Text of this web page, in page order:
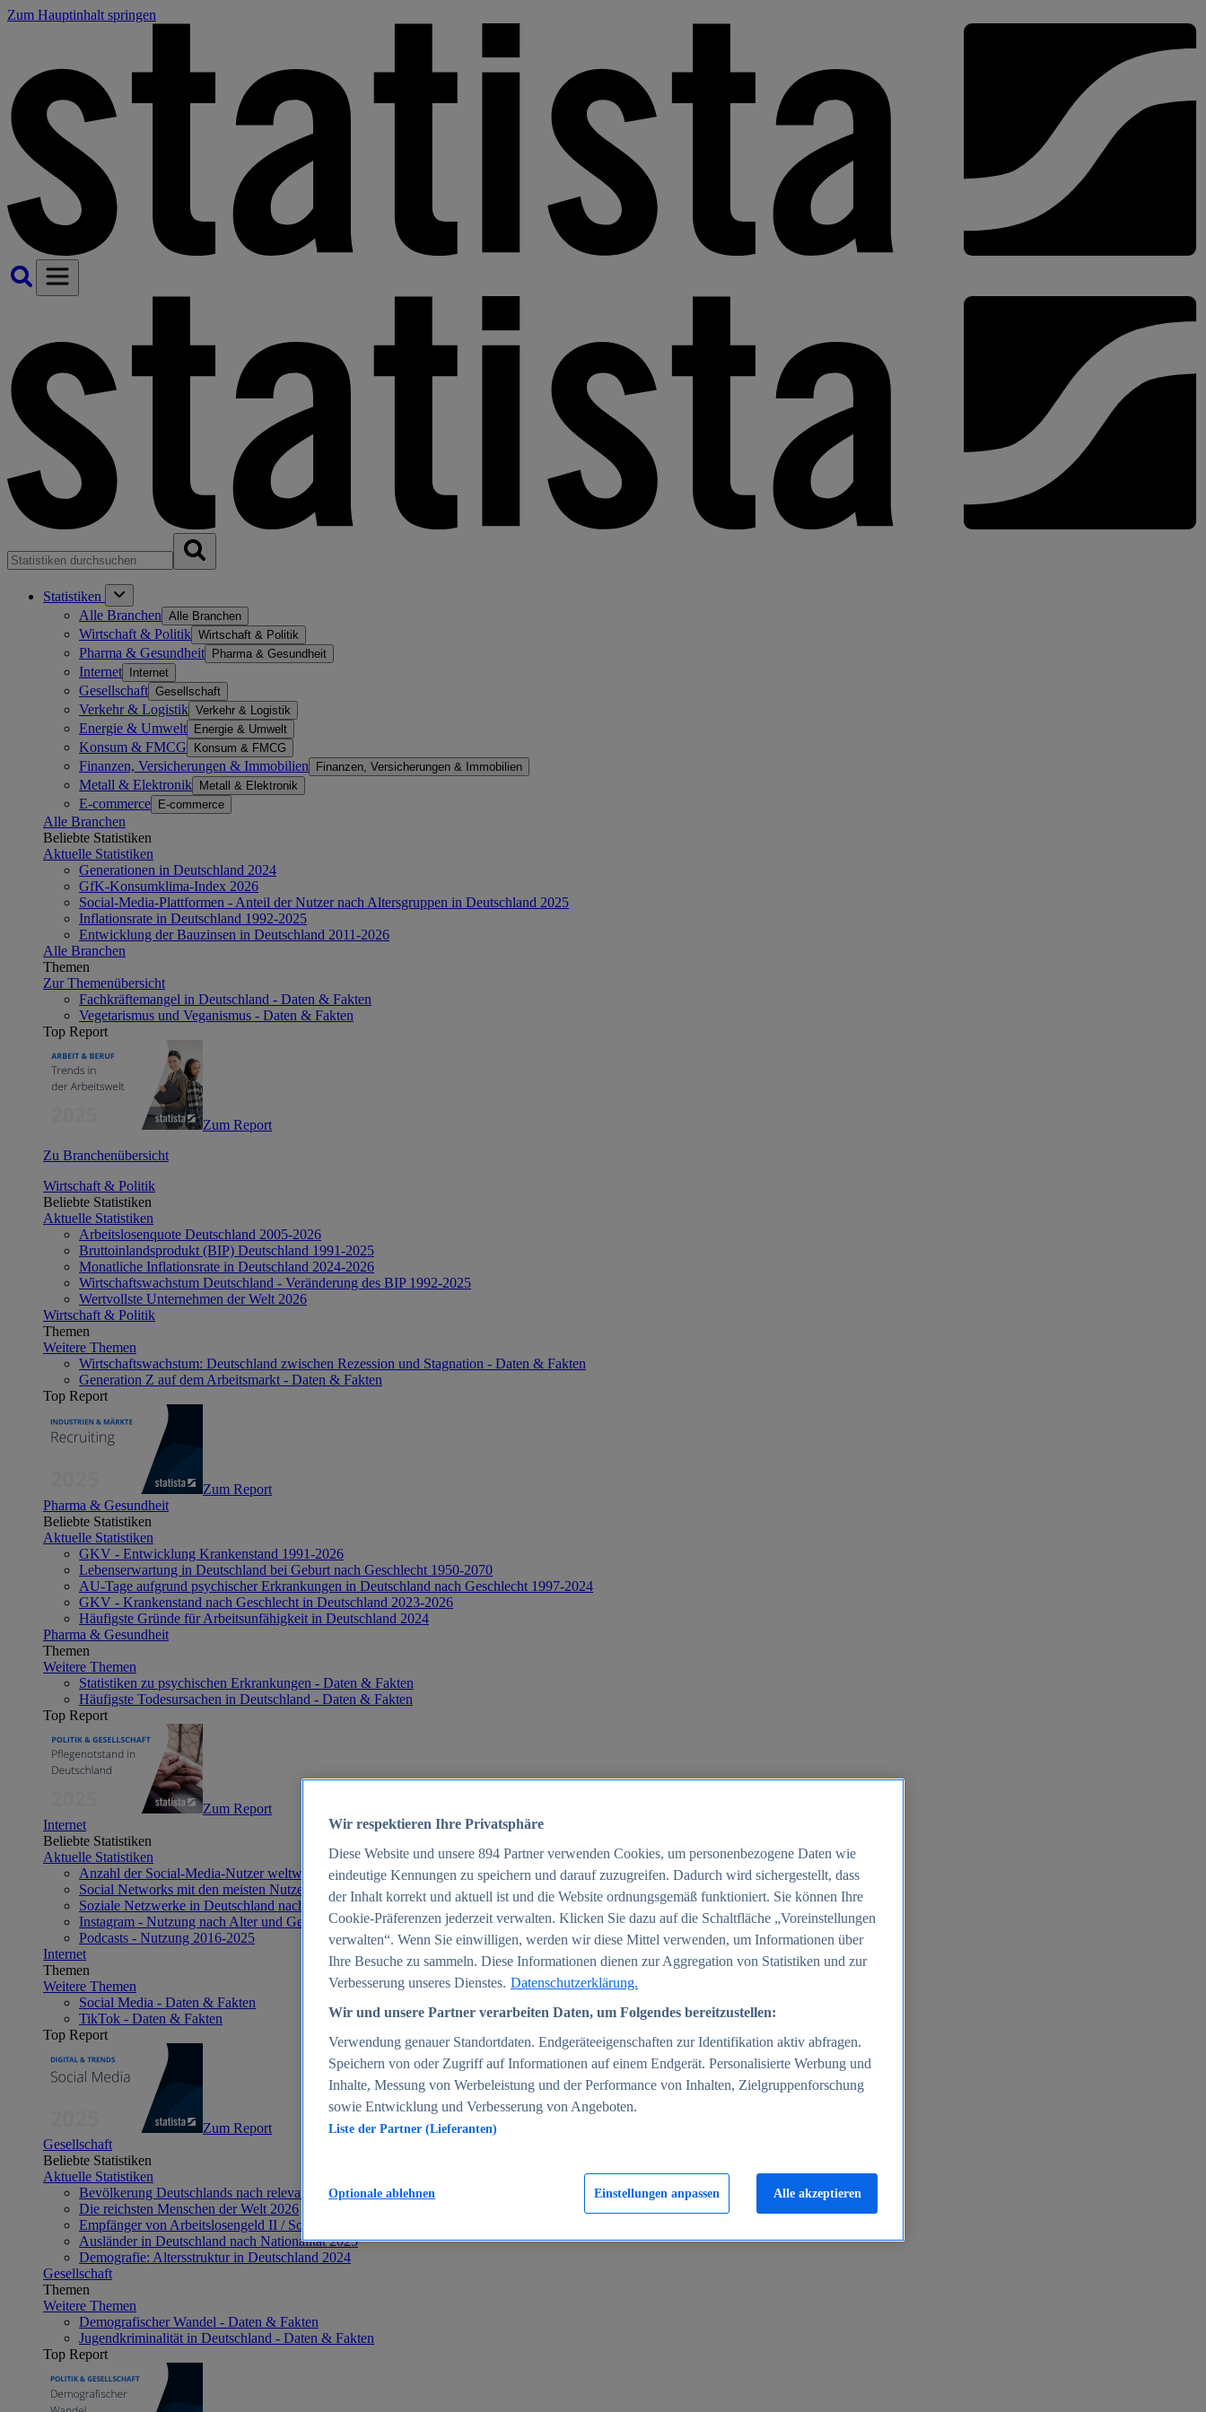
Zum Hauptinhalt springen
Statistiken
Alle Branchen Alle Branchen
Wirtschaft & Politik Wirtschaft & Politik
Pharma & Gesundheit Pharma & Gesundheit
Internet Internet
Gesellschaft Gesellschaft
Verkehr & Logistik Verkehr & Logistik
Energie & Umwelt Energie & Umwelt
Konsum & FMCG Konsum & FMCG
Finanzen, Versicherungen & Immobilien Finanzen, Versicherungen & Immobilien
Metall & Elektronik Metall & Elektronik
E-commerce E-commerce
Alle Branchen
Beliebte Statistiken
Aktuelle Statistiken
Generationen in Deutschland 2024
GfK-Konsumklima-Index 2026
Social-Media-Plattformen - Anteil der Nutzer nach Altersgruppen in Deutschland 2025
Inflationsrate in Deutschland 1992-2025
Entwicklung der Bauzinsen in Deutschland 2011-2026
Alle Branchen
Themen
Zur Themenübersicht
Fachkräftemangel in Deutschland - Daten & Fakten
Vegetarismus und Veganismus - Daten & Fakten
Top Report
Zum Report
Zu Branchenübersicht
Wirtschaft & Politik
Beliebte Statistiken
Aktuelle Statistiken
Arbeitslosenquote Deutschland 2005-2026
Bruttoinlandsprodukt (BIP) Deutschland 1991-2025
Monatliche Inflationsrate in Deutschland 2024-2026
Wirtschaftswachstum Deutschland - Veränderung des BIP 1992-2025
Wertvollste Unternehmen der Welt 2026
Wirtschaft & Politik
Themen
Weitere Themen
Wirtschaftswachstum: Deutschland zwischen Rezession und Stagnation - Daten & Fakten
Generation Z auf dem Arbeitsmarkt - Daten & Fakten
Top Report
Zum Report
Pharma & Gesundheit
Beliebte Statistiken
Aktuelle Statistiken
GKV - Entwicklung Krankenstand 1991-2026
Lebenserwartung in Deutschland bei Geburt nach Geschlecht 1950-2070
AU-Tage aufgrund psychischer Erkrankungen in Deutschland nach Geschlecht 1997-2024
GKV - Krankenstand nach Geschlecht in Deutschland 2023-2026
Häufigste Gründe für Arbeitsunfähigkeit in Deutschland 2024
Pharma & Gesundheit
Themen
Weitere Themen
Statistiken zu psychischen Erkrankungen - Daten & Fakten
Häufigste Todesursachen in Deutschland - Daten & Fakten
Top Report
Zum Report
Internet
Beliebte Statistiken
Aktuelle Statistiken
Anzahl der Social-Media-Nutzer weltweit 2012-2025
Social Networks mit den meisten Nutzern weltweit 2025
Soziale Netzwerke in Deutschland nach Generationen 2025
Instagram - Nutzung nach Alter und Geschlecht in Deutschland 2025
Podcasts - Nutzung 2016-2025
Internet
Themen
Weitere Themen
Social Media - Daten & Fakten
TikTok - Daten & Fakten
Top Report
Zum Report
Gesellschaft
Beliebte Statistiken
Aktuelle Statistiken
Bevölkerung Deutschlands nach relevanten Altersgruppen 2024
Die reichsten Menschen der Welt 2026
Empfänger von Arbeitslosengeld II / Sozialgeld / Bürgergeld in Deutschland 2005-2025
Ausländer in Deutschland nach Nationalität 2025
Demografie: Altersstruktur in Deutschland 2024
Gesellschaft
Themen
Weitere Themen
Demografischer Wandel - Daten & Fakten
Jugendkriminalität in Deutschland - Daten & Fakten
Top Report
Wir respektieren Ihre Privatsphäre
Diese Website und unsere 894 Partner verwenden Cookies, um personenbezogene Daten wie
eindeutige Kennungen zu speichern und darauf zuzugreifen. Dadurch wird sichergestellt, dass
der Inhalt korrekt und aktuell ist und die Website ordnungsgemäß funktioniert. Sie können Ihre
Cookie-Präferenzen jederzeit verwalten. Klicken Sie dazu auf die Schaltfläche „Voreinstellungen
verwalten“. Wenn Sie einwilligen, werden wir diese Mittel verwenden, um Informationen über
Ihre Besuche zu sammeln. Diese Informationen dienen zur Aggregation von Statistiken und zur
Verbesserung unseres Dienstes. Datenschutzerklärung.
Wir und unsere Partner verarbeiten Daten, um Folgendes bereitzustellen:
Verwendung genauer Standortdaten. Endgeräteeigenschaften zur Identifikation aktiv abfragen.
Speichern von oder Zugriff auf Informationen auf einem Endgerät. Personalisierte Werbung und
Inhalte, Messung von Werbeleistung und der Performance von Inhalten, Zielgruppenforschung
sowie Entwicklung und Verbesserung von Angeboten.
Liste der Partner (Lieferanten)
Einstellungen anpassen
Optionale ablehnen Alle akzeptieren